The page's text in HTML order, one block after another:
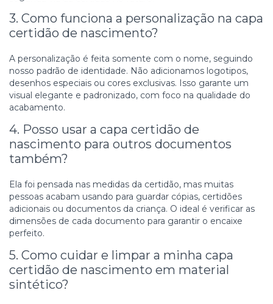
3. Como funciona a personalização na capa
certidão de nascimento?
A personalização é feita somente com o nome, seguindo
nosso padrão de identidade. Não adicionamos logotipos,
desenhos especiais ou cores exclusivas. Isso garante um
visual elegante e padronizado, com foco na qualidade do
acabamento.
4. Posso usar a capa certidão de
nascimento para outros documentos
também?
Ela foi pensada nas medidas da certidão, mas muitas
pessoas acabam usando para guardar cópias, certidões
adicionais ou documentos da criança. O ideal é verificar as
dimensões de cada documento para garantir o encaixe
perfeito.
5. Como cuidar e limpar a minha capa
certidão de nascimento em material
sintético?